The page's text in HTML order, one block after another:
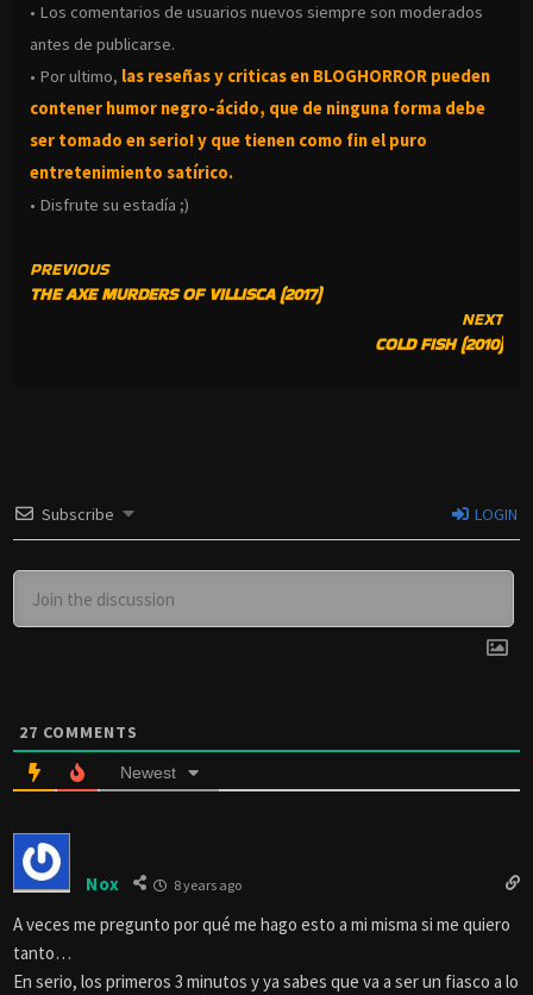
• Los comentarios de usuarios nuevos siempre son moderados
antes de publicarse.
• Por ultimo, las reseñas y criticas en BLOGHORROR pueden
contener humor negro-ácido, que de ninguna forma debe
ser tomado en serio! y que tienen como fin el puro
entretenimiento satírico.
• Disfrute su estadía ;)
CONTINUE
READING
PREVIOUS
THE AXE MURDERS OF VILLISCA (2017)
NEXT
COLD FISH (2010)
Subscribe LOGIN
27 COMMENTS
Newest
Nox 8 years ago
A veces me pregunto por qué me hago esto a mi misma si me quiero
tanto…
En serio, los primeros 3 minutos y ya sabes que va a ser un fiasco a lo